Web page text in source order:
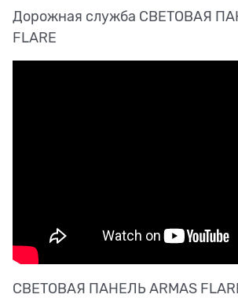
Дорожная служба СВЕТОВАЯ
FLARE
СВЕТОВАЯ ПАНЕЛЬ ARMAS